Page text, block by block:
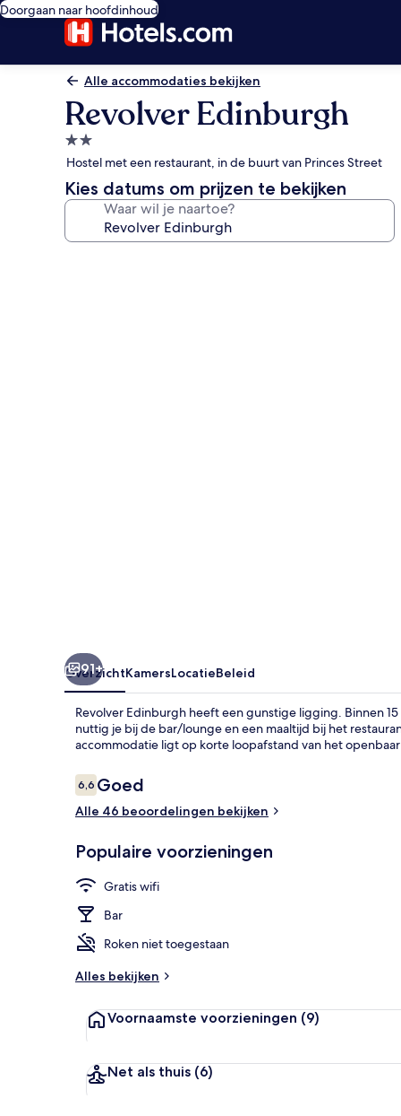
Doorgaan naar hoofdinhoud
Alle accommodaties bekijken
Revolver Edinburgh
2.0-
sterrenaccommodatie
Hostel met een restaurant, in de buurt van Princes Street
Kies datums om prijzen te bekijken
Waar wil je naartoe?
91+
OverzichtKamersLocatieBeleid
Revolver Edinburgh heeft een gunstige ligging. Binnen
nuttig je bij de bar/lounge en een maaltijd bij het
accommodatie ligt op korte loopafstand van het
Beoordelingen
6,66,6 op 10 –
Goed
Alle 46 beoordelingen bekijken
Populaire voorzieningen
Gratis wifi
Bar
Roken niet toegestaan
Alles bekijken
Voornaamste voorzieningen (9)
Net als thuis (6)